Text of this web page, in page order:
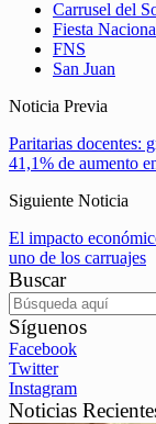
Carrusel del
Fiesta
FNS
San Juan
Noticia Previa
Paritarias docentes:
41,1% de aumento
Siguiente Noticia
El impacto
uno de los carruajes
Buscar
Síguenos
Facebook
Twitter
Instagram
Noticias